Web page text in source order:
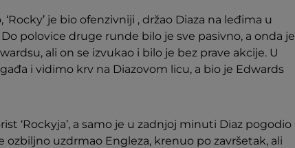
je bio ofenzivniji , držao Diaza na leđima u
polovice druge runde bilo je sve pasivno, a onda je
ali on se izvukao i bilo je bez prave akcije. U
i vidimo krv na Diazovom licu, a bio je Edwards
‘Rockyja’, a samo je u zadnjoj minuti Diaz pogodio
uzdrmao Engleza, krenuo po završetak, ali